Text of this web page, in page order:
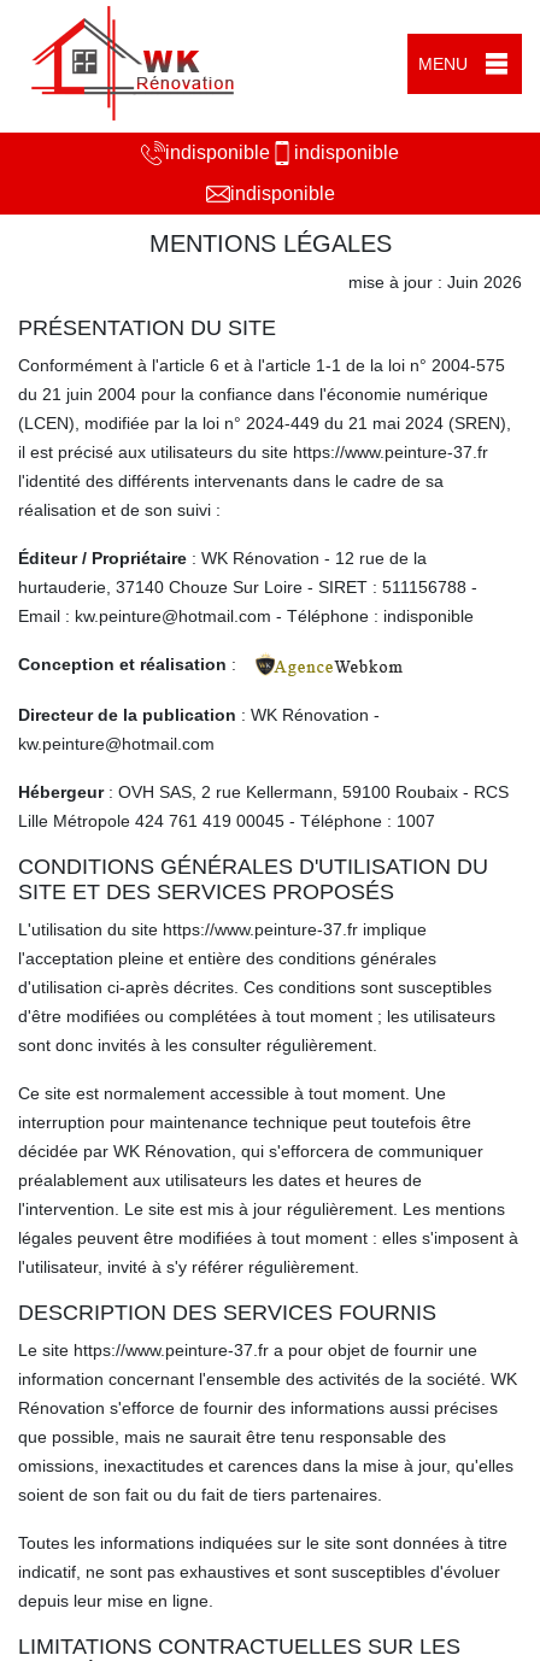
MENU
indisponible
indisponible
indisponible
MENTIONS LÉGALES
mise à jour : Juin 2026
PRÉSENTATION DU SITE
Conformément à l'article 6 et à l'article 1-1 de la loi n° 2004-575
du 21 juin 2004 pour la confiance dans l'économie numérique
(LCEN), modifiée par la loi n° 2024-449 du 21 mai 2024 (SREN),
il est précisé aux utilisateurs du site https://www.peinture-37.fr
l'identité des différents intervenants dans le cadre de sa
réalisation et de son suivi :
Éditeur / Propriétaire : WK Rénovation - 12 rue de la
hurtauderie, 37140 Chouze Sur Loire - SIRET : 511156788 -
Email : kw.peinture@hotmail.com - Téléphone : indisponible
Conception et réalisation :
Directeur de la publication : WK Rénovation -
kw.peinture@hotmail.com
Hébergeur: OVH SAS, 2 rue Kellermann, 59100 Roubaix - RCS
Lille Métropole 424 761 419 00045 - Téléphone : 1007
CONDITIONS GÉNÉRALES D'UTILISATION DU
SITE ET DES SERVICES PROPOSÉS
L'utilisation du site https://www.peinture-37.fr implique
l'acceptation pleine et entière des conditions générales
d'utilisation ci-après décrites. Ces conditions sont susceptibles
d'être modifiées ou complétées à tout moment ; les utilisateurs
sont donc invités à les consulter régulièrement.
Ce site est normalement accessible à tout moment. Une
interruption pour maintenance technique peut toutefois être
décidée par WK Rénovation, qui s'efforcera de communiquer
préalablement aux utilisateurs les dates et heures de
l'intervention. Le site est mis à jour régulièrement. Les mentions
légales peuvent être modifiées à tout moment : elles s'imposent à
l'utilisateur, invité à s'y référer régulièrement.
DESCRIPTION DES SERVICES FOURNIS
Le site https://www.peinture-37.fr a pour objet de fournir une
information concernant l'ensemble des activités de la société. WK
Rénovation s'efforce de fournir des informations aussi précises
que possible, mais ne saurait être tenu responsable des
omissions, inexactitudes et carences dans la mise à jour, qu'elles
soient de son fait ou du fait de tiers partenaires.
Toutes les informations indiquées sur le site sont données à titre
indicatif, ne sont pas exhaustives et sont susceptibles d'évoluer
depuis leur mise en ligne.
LIMITATIONS CONTRACTUELLES SUR LES